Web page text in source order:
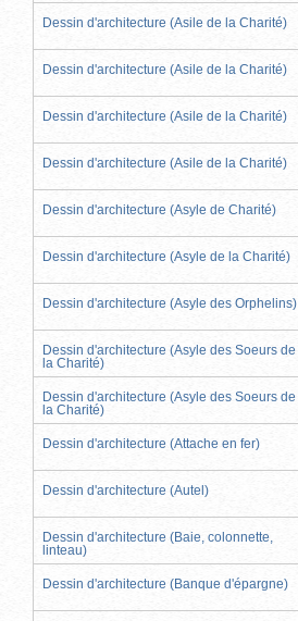
Dessin d'architecture (Asile de la Charité)
Dessin d'architecture (Asile de la Charité)
Dessin d'architecture (Asile de la Charité)
Dessin d'architecture (Asile de la Charité)
Dessin d'architecture (Asyle de Charité)
Dessin d'architecture (Asyle de la Charité)
Dessin d'architecture (Asyle des Orphelins)
Dessin d'architecture (Asyle des Soeurs de
la Charité)
Dessin d'architecture (Asyle des Soeurs de
la Charité)
Dessin d'architecture (Attache en fer)
Dessin d'architecture (Autel)
Dessin d'architecture (Baie, colonnette,
linteau)
Dessin d'architecture (Banque d'épargne)